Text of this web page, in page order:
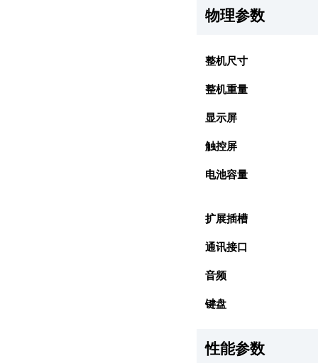
物理参数
整机尺寸
整机重量
显示屏
触控屏
电池容量
扩展插槽
通讯接口
音频
键盘
性能参数